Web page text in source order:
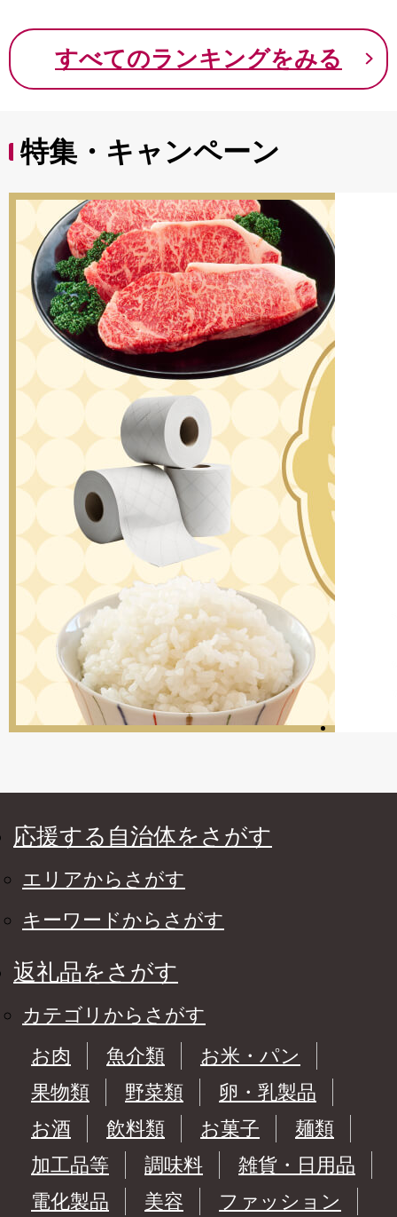
9000円 九千円
すべてのランキングをみる
特集・キャンペーン
応援する自治体をさがす
エリアからさがす
キーワードからさがす
返礼品をさがす
カテゴリからさがす
お肉
魚介類
お米・パン
果物類
野菜類
卵・乳製品
お酒
飲料類 お菓子
麺類
加工品等
調味料
雑貨・日用品
電化製品
美容
ファッション